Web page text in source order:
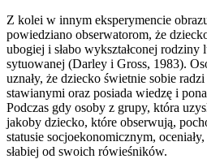
Z kolei w innym eksperymencie
powiedziano obserwatorom, że
ubogiej i słabo wykształconej rodziny
sytuowanej (Darley i Gross, 1983).
uznały, że dziecko świetnie sobie
stawianymi oraz posiada wiedzę i
Podczas gdy osoby z grupy, która
jakoby dziecko, które obserwują,
statusie socjoekonomicznym,
słabiej od swoich rówieśników.